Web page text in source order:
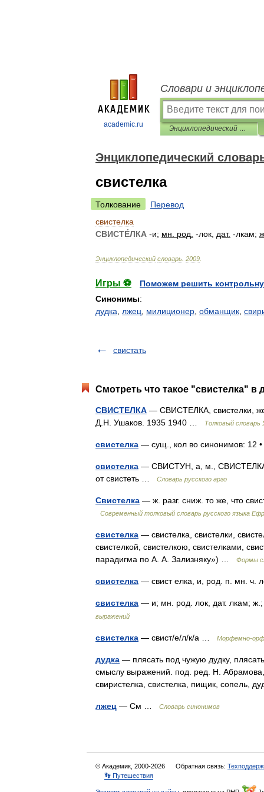
academic.ru
Словари и
Энциклопедический словарь
Энциклопедический
свистелка
Толкование
Перевод
свистелка
СВИСТЕ́ЛКА -и; мн род -лок дат. -лкам; ж
Энциклопедический словарь 2009
Игры ⚽
Поможем решить
Синонимы:
дудка
лжец милиционер обманщик
свистать
Смотреть что такое "свистелка" в
СВИСТЕЛКА — СВИСТЕЛКА, свистелки,
Д.Н. Ушаков. 1935 1940 …
Толковый словарь
свистелка — сущ., кол во синонимов: 12
свистелка — СВИСТУН, а, м., СВИСТЕЛКА,
от свистеть …
Словарь русского арго
Свистелка — ж. разг. сниж. то же, что
Современный толковый словарь русского языка
свистелка — свистелка, свистелки,
свистелкой, свистелкою, свистелками,
парадигма по А. А. Зализняку») …
Формы
свистелка — свист елка, и, род. п. мн. ч.
свистелка — и; мн. род. лок, дат. лкам; ж.;
выражений
свистелка — свист/е/л/к/а … Морфемно-
дудка — плясать под чужую дудку,
смыслу выражений. под. ред. Н. Абрамова,
свиристелка, свистелка, пищик, сопель,
лжец — См … Словарь синонимов
© Академик, 2000-2026 Обратная связь:
👣 Путешествия